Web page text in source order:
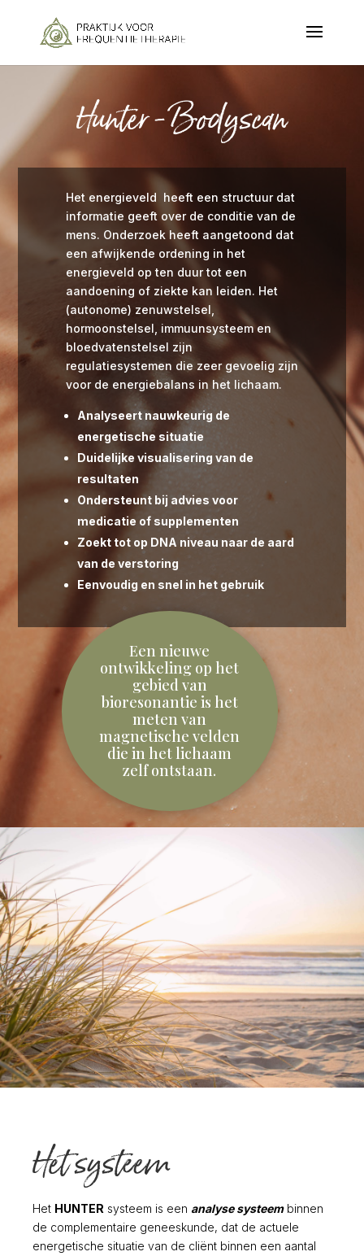
Hunter -Bodyscan
Het energieveld heeft een structuur dat
informatie geeft over de conditie van de
mens. Onderzoek heeft aangetoond dat
een afwijkende ordening in het
energieveld op ten duur tot een
aandoening of ziekte kan leiden. Het
(autonome) zenuwstelsel,
hormoonstelsel, immuunsysteem en
bloedvatenstelsel zijn
regulatiesystemen die zeer gevoelig zijn
voor de energiebalans in het lichaam.
Analyseert nauwkeurig de
energetische situatie
Duidelijke visualisering van de
resultaten
Ondersteunt bij advies voor
medicatie of supplementen
Zoekt tot op DNA niveau naar de aard
van de verstoring
Eenvoudig en snel in het gebruik
Een nieuwe
ontwikkeling op het
gebied van
bioresonantie is het
meten van
magnetische velden
die in het lichaam
zelf ontstaan.
Het systeem
Het HUNTER systeem is een analyse systeem binnen
de complementaire geneeskunde, dat de actuele
energetische situatie van de cliënt binnen een aantal